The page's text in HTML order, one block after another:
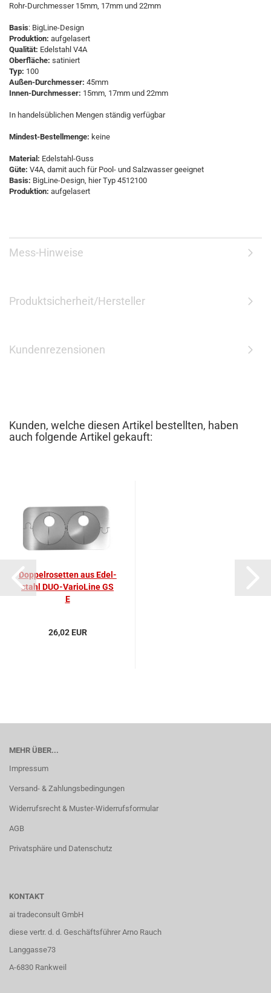
Rohr-Durchmesser 15mm, 17mm und 22mm
Basis: BigLine-Design
Produktion: aufgelasert
Qualität: Edelstahl V4A
Oberfläche: satiniert
Typ: 100
Außen-Durchmesser: 45mm
Innen-Durchmesser: 15mm, 17mm und 22mm
In handelsüblichen Mengen ständig verfügbar
Mindest-Bestellmenge: keine
Material: Edelstahl-Guss
Güte: V4A, damit auch für Pool- und Salzwasser geeignet
Basis: BigLine-Design, hier Typ 4512100
Produktion: aufgelasert
Mess-Hinweise
Produktsicherheit/Hersteller
Kundenrezensionen
Kunden, welche diesen Artikel bestellten, haben
auch folgende Artikel gekauft:
Dop­pel­ro­set­ten aus Edel­
stahl DUO-​Va­rio­Li­ne GS
E
26,02 EUR
MEHR ÜBER...
Impressum
Versand- & Zahlungsbedingungen
Widerrufsrecht & Muster-Widerrufsformular
AGB
Privatsphäre und Datenschutz
KONTAKT
ai tradeconsult GmbH
diese vertr. d. d. Geschäftsführer Arno Rauch
Langgasse73
A-6830 Rankweil